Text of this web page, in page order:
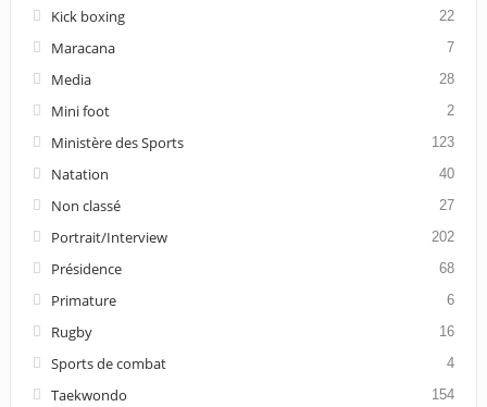
Kick boxing 22
Maracana 7
Media 28
Mini foot 2
Ministère des Sports 123
Natation 40
Non classé 27
Portrait/Interview 202
Présidence 68
Primature 6
Rugby 16
Sports de combat 4
Taekwondo 154